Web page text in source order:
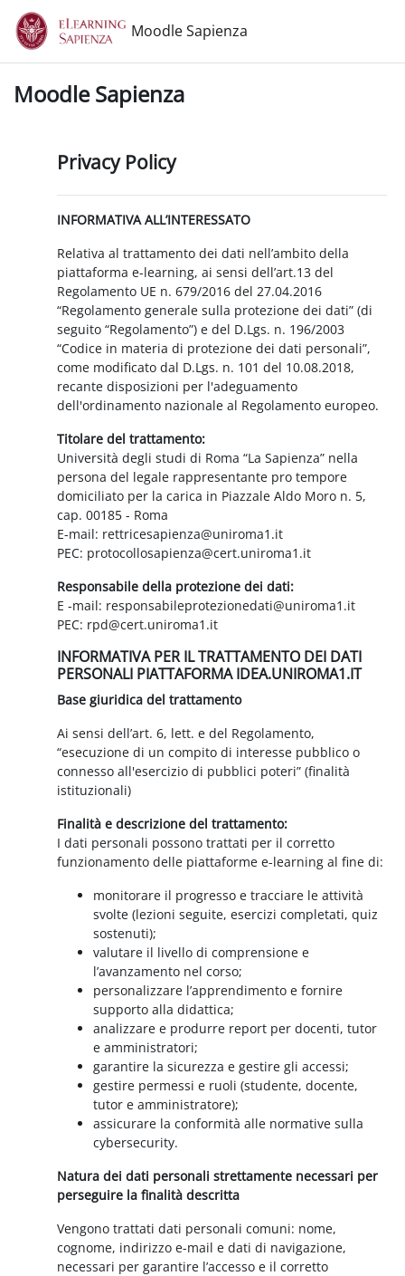
Vai al contenuto principale
Moodle Sapienza
Moodle Sapienza
Privacy Policy
INFORMATIVA ALL’INTERESSATO
Relativa al trattamento dei dati nell’ambito della
piattaforma e-learning, ai sensi dell’art.13 del
Regolamento UE n. 679/2016 del 27.04.2016
“Regolamento generale sulla protezione dei dati” (di
seguito “Regolamento”) e del D.Lgs. n. 196/2003
“Codice in materia di protezione dei dati personali”,
come modificato dal D.Lgs. n. 101 del 10.08.2018,
recante disposizioni per l'adeguamento
dell'ordinamento nazionale al Regolamento europeo.
Titolare del trattamento:
Università degli studi di Roma “La Sapienza” nella
persona del legale rappresentante pro tempore
domiciliato per la carica in Piazzale Aldo Moro n. 5,
cap. 00185 - Roma
E-mail: rettricesapienza@uniroma1.it
PEC: protocollosapienza@cert.uniroma1.it
Responsabile della protezione dei dati:
E -mail: responsabileprotezionedati@uniroma1.it
PEC: rpd@cert.uniroma1.it
INFORMATIVA PER IL TRATTAMENTO DEI DATI
PERSONALI PIATTAFORMA IDEA.UNIROMA1.IT
Base giuridica del trattamento
Ai sensi dell’art. 6, lett. e del Regolamento,
“esecuzione di un compito di interesse pubblico o
connesso all'esercizio di pubblici poteri” (finalità
istituzionali)
Finalità e descrizione del trattamento:
I dati personali possono trattati per il corretto
funzionamento delle piattaforme e-learning al fine di:
monitorare il progresso e tracciare le attività
svolte (lezioni seguite, esercizi completati, quiz
sostenuti);
valutare il livello di comprensione e
l’avanzamento nel corso;
personalizzare l’apprendimento e fornire
supporto alla didattica;
analizzare e produrre report per docenti, tutor
e amministratori;
garantire la sicurezza e gestire gli accessi;
gestire permessi e ruoli (studente, docente,
tutor e amministratore);
assicurare la conformità alle normative sulla
cybersecurity.
Natura dei dati personali strettamente necessari per
perseguire la finalità descritta
Vengono trattati dati personali comuni: nome,
cognome, indirizzo e-mail e dati di navigazione,
necessari per garantire l’accesso e il corretto